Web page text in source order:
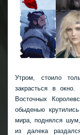
Утром, стоило
закрасться в
Восточных
обыденью
мира, поднялся
из далека